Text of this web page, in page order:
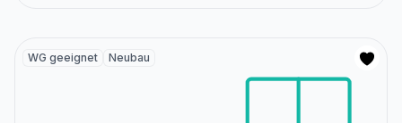
WG geeignet Neubau